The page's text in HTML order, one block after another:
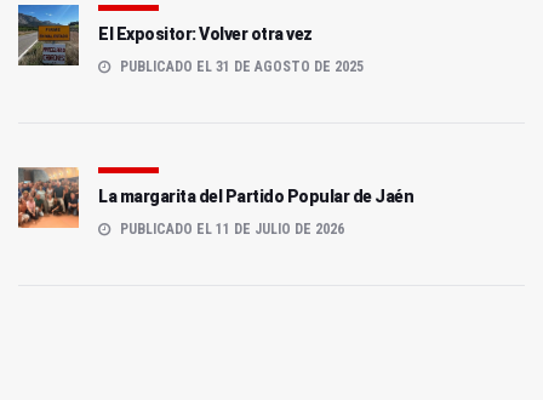
El Expositor: Volver otra vez
PUBLICADO EL 31 DE AGOSTO DE 2025
La margarita del Partido Popular de Jaén
PUBLICADO EL 11 DE JULIO DE 2026